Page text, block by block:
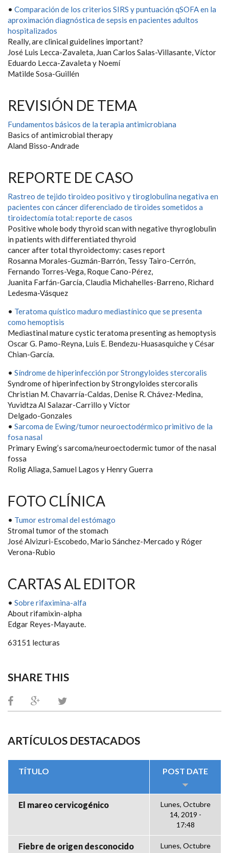
• Comparación de los criterios SIRS y puntuación qSOFA en la
aproximación diagnóstica de sepsis en pacientes adultos
hospitalizados
Really, are clinical guidelines important?
José Luis Lecca-Zavaleta, Juan Carlos Salas-Villasante, Víctor
Eduardo Lecca-Zavaleta y Noemí
Matilde Sosa-Guillén
REVISIÓN DE TEMA
Fundamentos básicos de la terapia antimicrobiana
Basics of antimicrobial therapy
Aland Bisso-Andrade
REPORTE DE CASO
Rastreo de tejido tiroideo positivo y tiroglobulina negativa en
pacientes con cáncer diferenciado de tiroides sometidos a
tiroidectomía total: reporte de casos
Positive whole body thyroid scan with negative thyroglobulin
in patients with differentiated thyroid
cancer after total thyroidectomy: cases report
Rosanna Morales-Guzmán-Barrón, Tessy Tairo-Cerrón,
Fernando Torres-Vega, Roque Cano-Pérez,
Juanita Farfán-García, Claudia Michahelles-Barreno, Richard
Ledesma-Vásquez
• Teratoma quístico maduro mediastínico que se presenta
como hemoptisis
Mediastinal mature cystic teratoma presenting as hemoptysis
Oscar G. Pamo-Reyna, Luis E. Bendezu-Huasasquiche y César
Chian-García.
• Síndrome de hiperinfección por Strongyloides stercoralis
Syndrome of hiperinfection by Strongyloides stercoralis
Christian M. Chavarría-Caldas, Denise R. Chávez-Medina,
Yuvidtza AI Salazar-Carrillo y Víctor
Delgado-Gonzales
• Sarcoma de Ewing/tumor neuroectodérmico primitivo de la
fosa nasal
Primary Ewing’s sarcoma/neuroectodermic tumor of the nasal
fossa
Rolig Aliaga, Samuel Lagos y Henry Guerra
FOTO CLÍNICA
• Tumor estromal del estómago
Stromal tumor of the stomach
José Alvizuri-Escobedo, Mario Sánchez-Mercado y Róger
Verona-Rubio
CARTAS AL EDITOR
• Sobre rifaximina-alfa
About rifamixin-alpha
Edgar Reyes-Mayaute.
63151 lecturas
SHARE THIS
ARTÍCULOS DESTACADOS
TÍTULO POST DATE
El mareo cervicogénico
Lunes, Octubre
14, 2019 -
17:48
Fiebre de origen desconocido
Lunes, Octubre